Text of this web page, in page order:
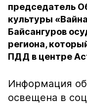
председатель
культуры
Байсангуров
региона,
ПДД в центре
Информация
освещена в